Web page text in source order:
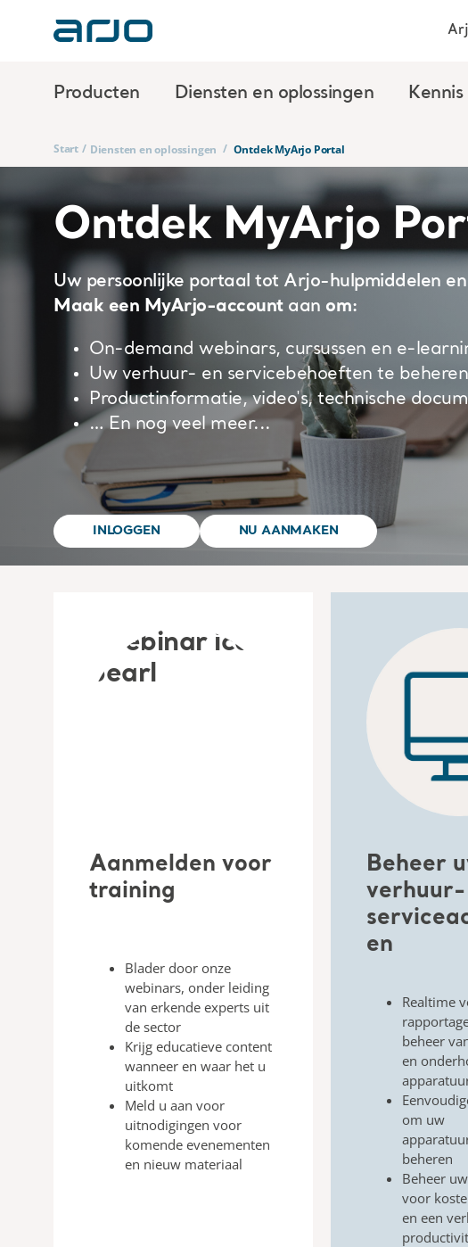
Producten Diensten en oplossingen Kennis
Start / Diensten en oplossingen / Ontdek MyArjo Portal
Ontdek MyArjo
​Uw persoonlijke portaal tot Arjo-hulpmiddelen
Maak een MyArjo-accountaan om:
On-demand webinars, cursussen en e-
Uw verhuur- en servicebehoeften te beheren
Productinformatie, video's, technische
… En nog veel meer...
INLOGGEN NU AANMAKEN
Aanmelden voor
training
Blader door onze
webinars, onder leiding
van erkende experts uit
de sector
Krijg educatieve content
wanneer en waar het u
uitkomt
Meld u aan voor
uitnodigingen voor
komende evenementen
en nieuw materiaal
Beheer
verhuur-
en
Realtime
beheer
en
om uw
beheren
Beheer
voor
en een